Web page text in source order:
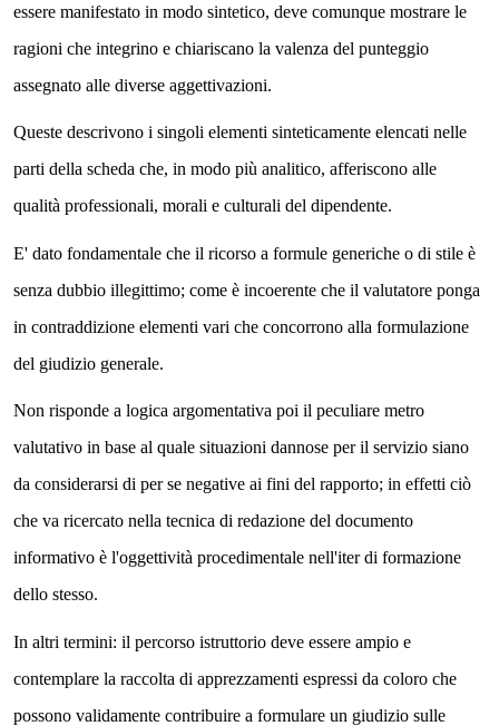
essere manifestato in modo sintetico, deve comunque mostrare le
ragioni che integrino e chiariscano la valenza del punteggio
assegnato alle diverse aggettivazioni.
Queste descrivono i singoli elementi sinteticamente elencati nelle
parti della scheda che, in modo più analitico, afferiscono alle
qualità professionali, morali e culturali del dipendente.
E' dato fondamentale che il ricorso a formule generiche o di stile è
senza dubbio illegittimo; come è incoerente che il valutatore ponga
in contraddizione elementi vari che concorrono alla formulazione
del giudizio generale.
Non risponde a logica argomentativa poi il peculiare metro
valutativo in base al quale situazioni dannose per il servizio siano
da considerarsi di per se negative ai fini del rapporto; in effetti ciò
che va ricercato nella tecnica di redazione del documento
informativo è l'oggettività procedimentale nell'iter di formazione
dello stesso.
In altri termini: il percorso istruttorio deve essere ampio e
contemplare la raccolta di apprezzamenti espressi da coloro che
possono validamente contribuire a formulare un giudizio sulle